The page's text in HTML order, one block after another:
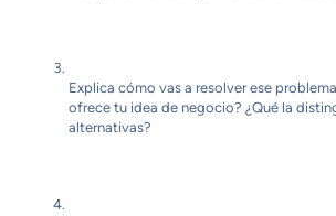
Explica cómo vas a resolver ese
ofrece tu idea de negocio? ¿Qué la
alternativas?